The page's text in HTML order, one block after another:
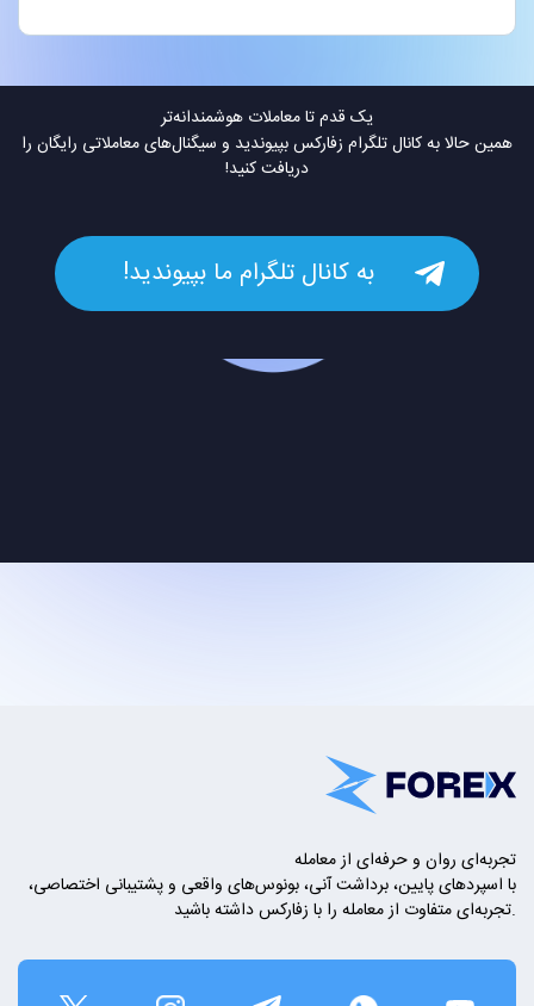
یک قدم تا معاملات هوشمندانه‌تر
همین حالا به کانال تلگرام زفارکس بپیوندید و سیگنال‌های معاملاتی رایگان را
دریافت کنید!
به کانال تلگرام ما بپیوندید!
تجربه‌ای روان و حرفه‌ای از معامله
با اسپردهای پایین، برداشت آنی، بونوس‌های واقعی و پشتیبانی اختصاصی،
تجربه‌ای متفاوت از معامله را با زفارکس داشته باشید.